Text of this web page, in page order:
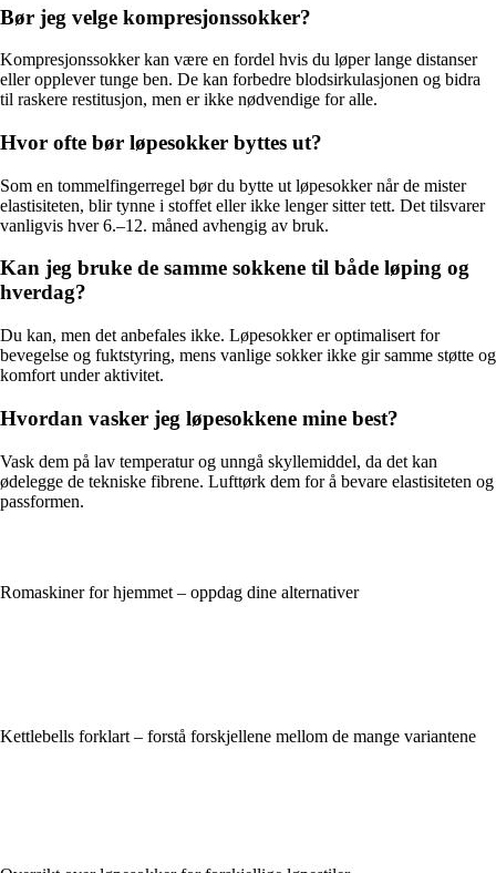
Bør jeg velge kompresjonssokker?
Kompresjonssokker kan være en fordel hvis du løper lange distanser
eller opplever tunge ben. De kan forbedre blodsirkulasjonen og bidra
til raskere restitusjon, men er ikke nødvendige for alle.
Hvor ofte bør løpesokker byttes ut?
Som en tommelfingerregel bør du bytte ut løpesokker når de mister
elastisiteten, blir tynne i stoffet eller ikke lenger sitter tett. Det tilsvarer
vanligvis hver 6.–12. måned avhengig av bruk.
Kan jeg bruke de samme sokkene til både løping og
hverdag?
Du kan, men det anbefales ikke. Løpesokker er optimalisert for
bevegelse og fuktstyring, mens vanlige sokker ikke gir samme støtte og
komfort under aktivitet.
Hvordan vasker jeg løpesokkene mine best?
Vask dem på lav temperatur og unngå skyllemiddel, da det kan
ødelegge de tekniske fibrene. Lufttørk dem for å bevare elastisiteten og
passformen.
Romaskiner for hjemmet – oppdag dine alternativer
Kettlebells forklart – forstå forskjellene mellom de mange variantene